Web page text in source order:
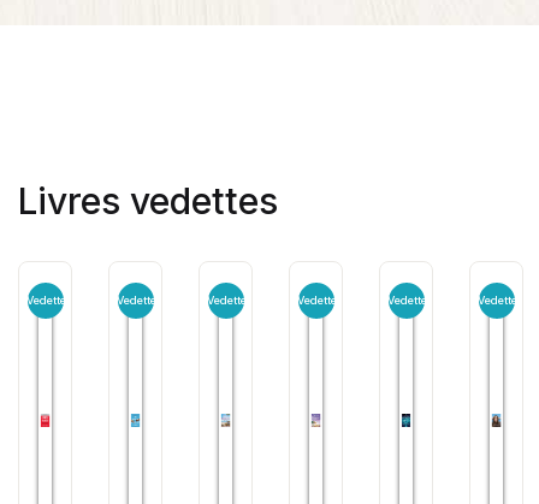
Livres vedettes
Vedette Vedette Vedette Vedette Vedette Vedette